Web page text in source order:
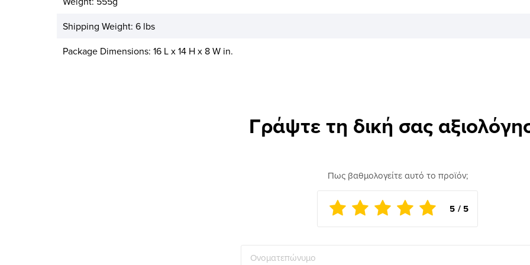
Shipping Weight: 6 lbs
Package Dimensions: 16 L x 14 H x 8 W in.
Γράψτε τη δική σας
Πως βαθμολογείτε αυτό το προϊόν;